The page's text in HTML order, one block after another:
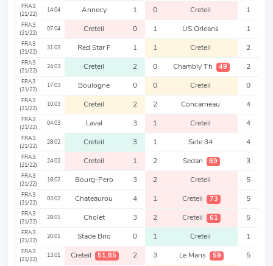
FRA3
(21/22)
14.04 Annecy 1 0 Creteil 1
FRA3
(21/22)
07.04 Creteil 0 1 US Orleans 1
FRA3
(21/22)
31.03 Red Star F 1 1 Creteil 2
FRA3
(21/22)
24.03 Creteil 2 0 Chambly Th 49 2
FRA3
(21/22)
17.03 Boulogne 0 0 Creteil 0
FRA3
(21/22)
10.03 Creteil 2 2 Concarneau 4
FRA3
(21/22)
04.03 Laval 3 1 Creteil 4
FRA3
(21/22)
28.02 Creteil 3 1 Sete 34 4
FRA3
(21/22)
24.02 Creteil 1 2 Sedan 69 3
FRA3
(21/22)
18.02 Bourg-Pero 3 2 Creteil 5
FRA3
(21/22)
03.02 Chateaurou 4 1 Creteil 73 5
FRA3
(21/22)
28.01 Cholet 3 2 Creteil 61 5
FRA3
(21/22)
20.01 Stade Brio 0 1 Creteil 1
FRA3
(21/22)
13.01 Creteil 51,85 2 3 Le Mans 59 5